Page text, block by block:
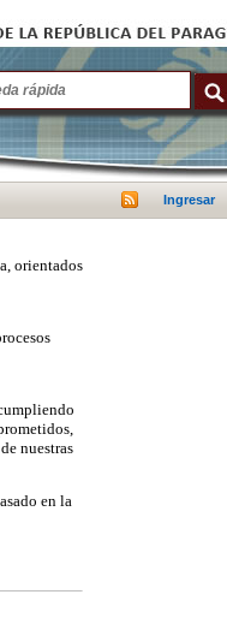
Ingresar
orientados
nuestras
en la